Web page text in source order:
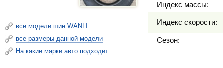
все модели шин WANLI
все размеры данной модели
На какие марки авто подходит
Индекс массы:
Индекс скорости:
Сезон: